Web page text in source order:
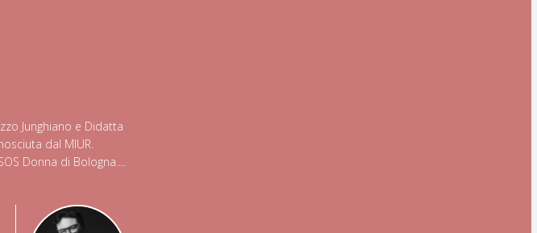
Junghiano e Didatta
dal MIUR.
Donna di Bologna....